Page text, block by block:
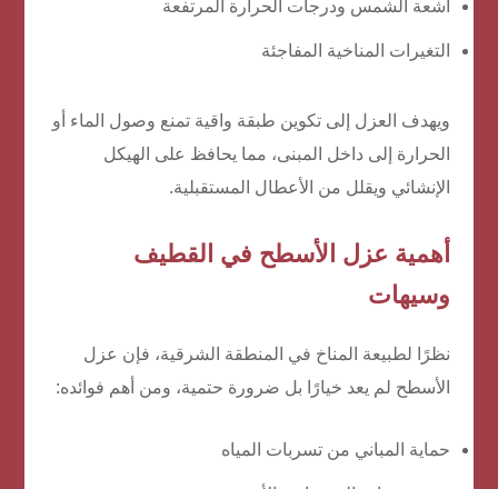
أشعة الشمس ودرجات الحرارة المرتفعة
التغيرات المناخية المفاجئة
ويهدف العزل إلى تكوين طبقة واقية تمنع وصول الماء أو
الحرارة إلى داخل المبنى، مما يحافظ على الهيكل
الإنشائي ويقلل من الأعطال المستقبلية.
أهمية عزل الأسطح في القطيف
وسيهات
نظرًا لطبيعة المناخ في المنطقة الشرقية، فإن عزل
الأسطح لم يعد خيارًا بل ضرورة حتمية، ومن أهم فوائده:
حماية المباني من تسربات المياه